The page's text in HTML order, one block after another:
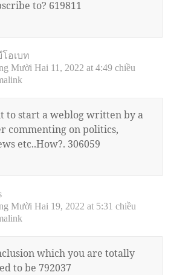
to? 619811
โอเบท
Mười Hai 11, 2022 at 4:49 chiều
to start a weblog written by a
commenting on politics,
etc..How?. 306059
Mười Hai 19, 2022 at 5:31 chiều
which you are totally
to be 792037